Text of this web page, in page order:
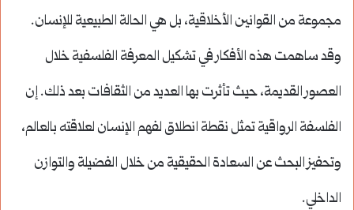
مجموعة من القوانين الأخلاقية، بل هي الحالة الطبيعية للإنسان.
وقد ساهمت هذه الأفكار في تشكيل المعرفة الفلسفية خلال
العصور القديمة، حيث تأثرت بها العديد من الثقافات بعد ذلك. إن
الفلسفة الرواقية تمثل نقطة انطلاق لفهم الإنسان لعلاقته بالعالم،
وتحفيز البحث عن السعادة الحقيقية من خلال الفضيلة والتوازن
الداخلي.